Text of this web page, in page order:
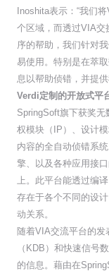
Inoshita表示：“我们
个区域，而透过VIA交
序的帮助，我们针对
易使用。特别是在萃
息以帮助侦错，并提
Verdi定制的开放式平
SpringSoft旗下获奖
权模块（IP）、设计
内容的全自动侦错系
擎、以及各种应用接
上。此平台能透过编
存在于各个不同的设
动关系。
随着VIA交流平台的发
（KDB）和快速信号
的信息。藉由在